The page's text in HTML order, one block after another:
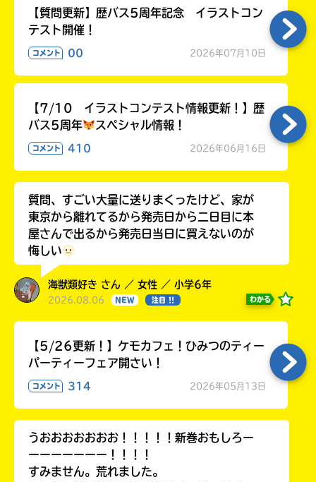
【質問更新】歴バス5周年記念 イラストコン
テスト開催！
コメント 00 2026年07月10日
【7/10 イラストコンテスト情報更新！】歴
バス5周年
スペシャル情報！
コメント 410 2026年06月16日
質問、すごい大量に送りまくったけど、家が
東京から離れてるから発売日から二日目に本
屋さんで出るから発売日当日に買えないのが
悔しい
海獣類好き さん ／ 女性 ／ 小学6年
2026.08.06 NEW 注目 !! わかる
【5/26更新！】ケモカフェ！ひみつのティー
パーティーフェア開さい！
コメント 314 2026年05月13日
うおおおおおおお！！！！！新巻おもしろー
ーーーーーーー！！！！
すみません。荒れました。